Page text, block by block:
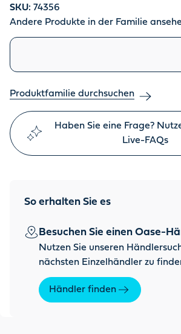
SKU: 74356
Andere Produkte in der Familie
Ähnliche Produkte
Produktfamilie durchsuchen
Haben Sie eine Frage?
Live-FAQs
So erhalten Sie es
Besuchen Sie einen Oase-
Nutzen Sie unseren
nächsten Einzelhändler zu
Händler finden